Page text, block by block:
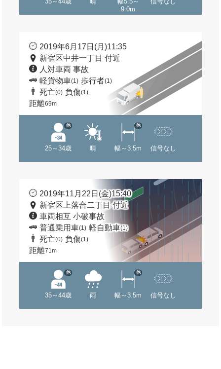
9.0m
2019年6月17日(月)11:35
新宿区中井一丁目 付近
人対車両 事故
軽貨物車(1) 歩行者(1)
死亡(0) 負傷(1)
距離69m
25～34歳
他
晴 幅～3.5m
他
信号なし
2019年11月22日(金)15:40
新宿区上落合二丁目 付近
車両相互 小破事故
普通乗用車(1) 軽自動車(1)
死亡(0) 負傷(1)
距離71m
35～44歳
他
雨 幅～3.5m
他
信号なし